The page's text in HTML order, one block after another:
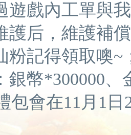
遊戲內工單與
護后，維護補
粉記得領取噢~
銀幣*300000、
包會在11月1